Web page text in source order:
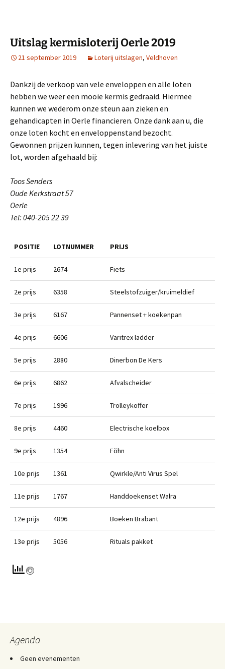
Uitslag kermisloterij Oerle 2019
21 september 2019 Loterij uitslagen, Veldhoven
Dankzij de verkoop van vele enveloppen en alle loten
hebben we weer een mooie kermis gedraaid. Hiermee
kunnen we wederom onze steun aan zieken en
gehandicapten in Oerle financieren. Onze dank aan u, die
onze loten kocht en enveloppenstand bezocht.
Gewonnen prijzen kunnen, tegen inlevering van het juiste
lot, worden afgehaald bij:
Toos Senders
Oude Kerkstraat 57
Oerle
Tel: 040-205 22 39
POSITIE LOTNUMMER PRIJS
1e prijs 2674 Fiets
2e prijs 6358 Steelstofzuiger/kruimeldief
3e prijs 6167 Pannenset + koekenpan
4e prijs 6606 Varitrex ladder
5e prijs 2880 Dinerbon De Kers
6e prijs 6862 Afvalscheider
7e prijs 1996 Trolleykoffer
8e prijs 4460 Electrische koelbox
9e prijs 1354 Föhn
10e prijs 1361 Qwirkle/Anti Virus Spel
11e prijs 1767 Handdoekenset Walra
12e prijs 4896 Boeken Brabant
13e prijs 5056 Rituals pakket
Agenda
Geen evenementen